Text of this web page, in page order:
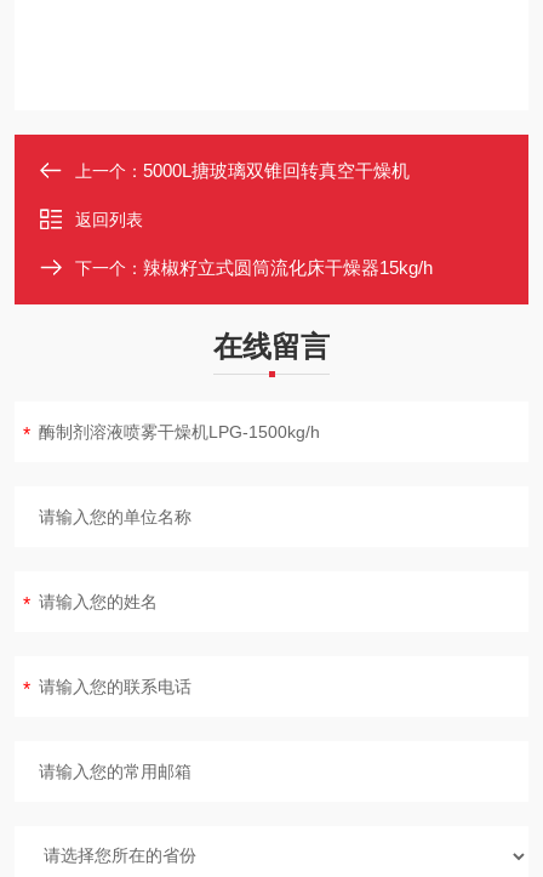
上一个： 5000L搪玻璃双锥回转真空干燥机
返回列表
下一个： 辣椒籽立式圆筒流化床干燥器15kg/h
在线留言